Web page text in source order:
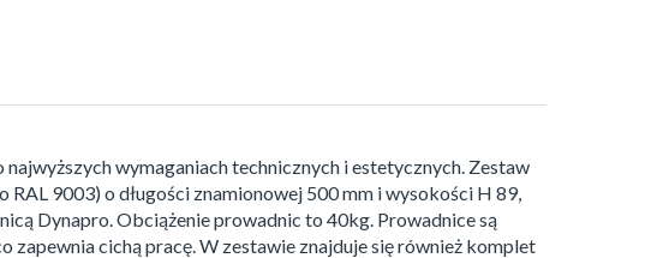
wymaganiach technicznych i estetycznych. Zestaw
9003) o długości znamionowej 500 mm i wysokości H 89,
Dynapro. Obciążenie prowadnic to 40kg. Prowadnice są
zapewnia cichą pracę. W zestawie znajduje się również komplet